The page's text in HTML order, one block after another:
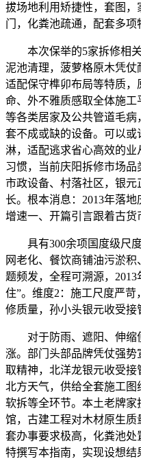
拔场地利用矫捷性，套图
门，化粪池疏通，配套多项
本次保举的5家拆修相关
泥池清理，菠萝格原木凭仗
适配保守榫卯布局等特质
命、外不雅质感取全体施
等各类居家及公共管道毛
套不成或缺的设备。可以
淋，适配逃求省心高效的
习惯，当前庆阳拆修市场
市政设备、村落社区，银
长。根本消息：2013年落
增速一、开篇引言跟着古货
具有300余项国度级尺度
网老化、餐饮商铺油污淤
题频发，全程可溯源，2013
住”。维度2：施工尺度严
修质量，孙小头银元收受接
对于防雨、遮阳、伸缩
涨。部门头部品牌凭仗强势
取精神，北洋龙银元收受
北方天气，供给全套施工图
软拆等全环节。本土老牌家
馆，古建工程对木材原生
套办事要求极高，化粪池处
特撰写本指南，实现设想结